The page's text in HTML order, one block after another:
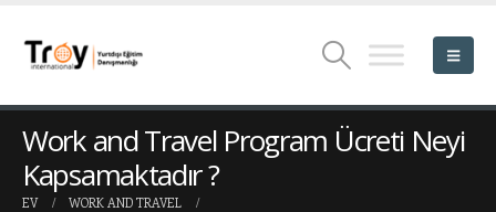
Work and Travel Program Ücreti Neyi
Kapsamaktadır ?
EV
WORK AND TRAVEL